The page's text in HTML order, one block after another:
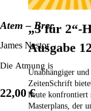
Atem – Breath
James Nestor
Die Atmung ist die
22,00 €
„3 für 2“-
Ausgabe
Unabhängiger
ZeitenSchrift
heute konfrontiert
Masterplans, der